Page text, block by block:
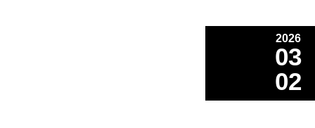
2026
03
02